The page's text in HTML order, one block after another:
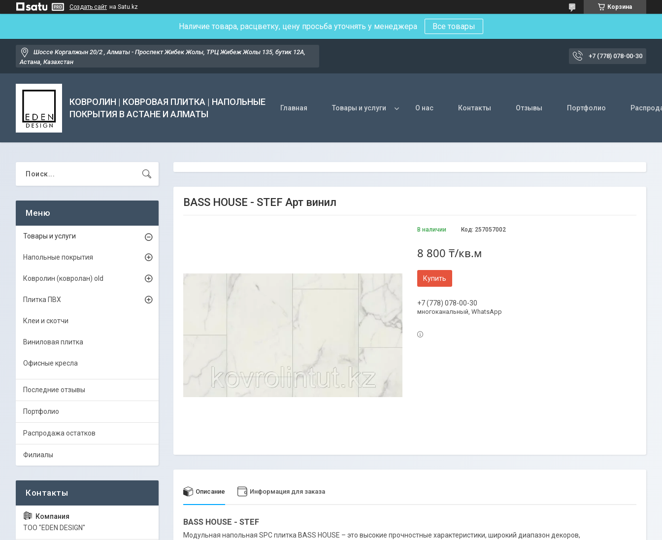
Создать сайт на Satu.kz Корзина
Наличие товара, расцветку, цену просьба уточнять у менеджера Все товары
Шоссе Коргалжын 20/2 , Алматы - Проспект Жибек Жолы, ТРЦ Жибеж Жолы 135, бутик 12А,
Астана, Казахстан
+7 (778) 078-00-30
КОВРОЛИН | КОВРОВАЯ ПЛИТКА | НАПОЛЬНЫЕ
ПОКРЫТИЯ В АСТАНЕ И АЛМАТЫ
Главная Товары и услуги О нас Контакты Отзывы Портфолио
BASS HOUSE - STEF Арт винил
В наличии Код: 257057002
8 800 ₸/кв.м
Купить
+7 (778) 078-00-30
многоканальный, WhatsApp
Описание Информация для заказа
BASS HOUSE - STEF
Модульная напольная SPC плитка BASS HOUSE – это высокие прочностные характеристики, широкий диапазон декоров,
Товары и услуги
Напольные покрытия
Ковролин (ковролан) old
Плитка ПВХ
Клеи и скотчи
Виниловая плитка
Офисные кресла
Последние отзывы
Портфолио
Распродажа остатков
Филиалы
ТОО "EDEN DESIGN"